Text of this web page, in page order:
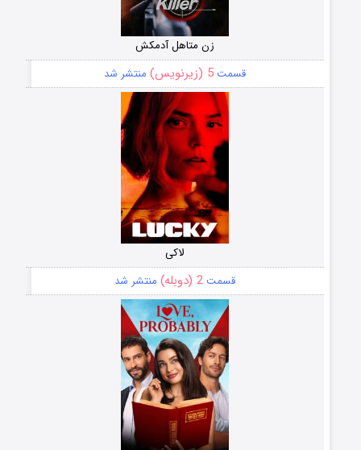
زن متاهل آدمکش
قسمت5 (زیرنویس) منتشر شد
لاکی
قسمت2 (دوبله) منتشر شد